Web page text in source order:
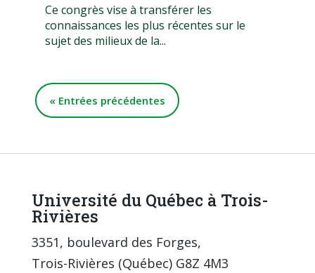
Ce congrès vise à transférer les
connaissances les plus récentes sur le
sujet des milieux de la...
« Entrées précédentes
Université du Québec à Trois-
Rivières
3351, boulevard des Forges,
Trois-Rivières (Québec) G8Z 4M3